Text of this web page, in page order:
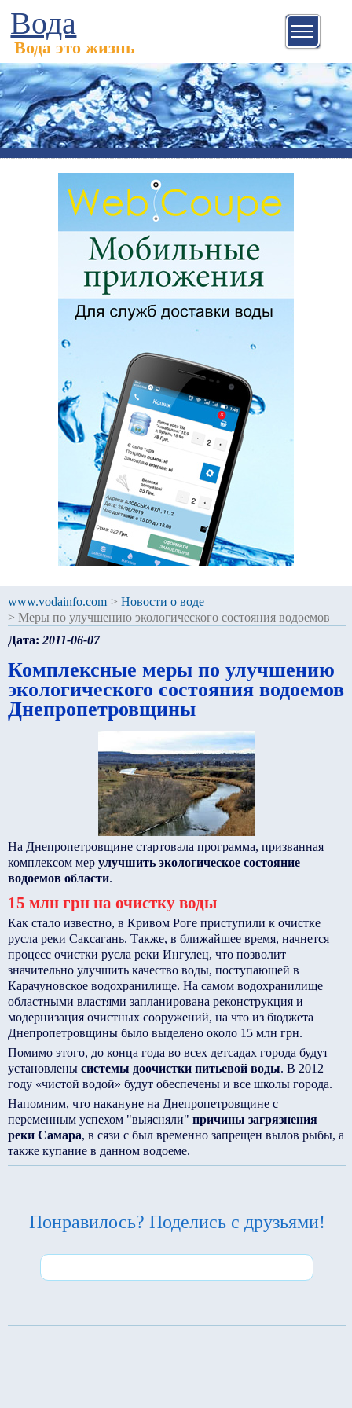
Вода
Вода это жизнь
www.vodainfo.com > Новости о воде
> Меры по улучшению экологического состояния водоемов
Дата: 2011-06-07
Комплексные меры по улучшению
экологического состояния водоемов
Днепропетровщины
На Днепропетровщине стартовала программа, призванная
комплексом мер улучшить экологическое состояние
водоемов области.
15 млн грн на очистку воды
Как стало известно, в Кривом Роге приступили к очистке
русла реки Саксагань. Также, в ближайшее время, начнется
процесс очистки русла реки Ингулец, что позволит
значительно улучшить качество воды, поступающей в
Карачуновское водохранилище. На самом водохранилище
областными властями запланирована реконструкция и
модернизация очистных сооружений, на что из бюджета
Днепропетровщины было выделено около 15 млн грн.
Помимо этого, до конца года во всех детсадах города будут
установлены системы доочистки питьевой воды. В 2012
году «чистой водой» будут обеспечены и все школы города.
Напомним, что накануне на Днепропетровщине с
переменным успехом "выясняли" причины загрязнения
реки Самара, в сязи с был временно запрещен вылов рыбы, а
также купание в данном водоеме.
Понравилось? Поделись с друзьями!